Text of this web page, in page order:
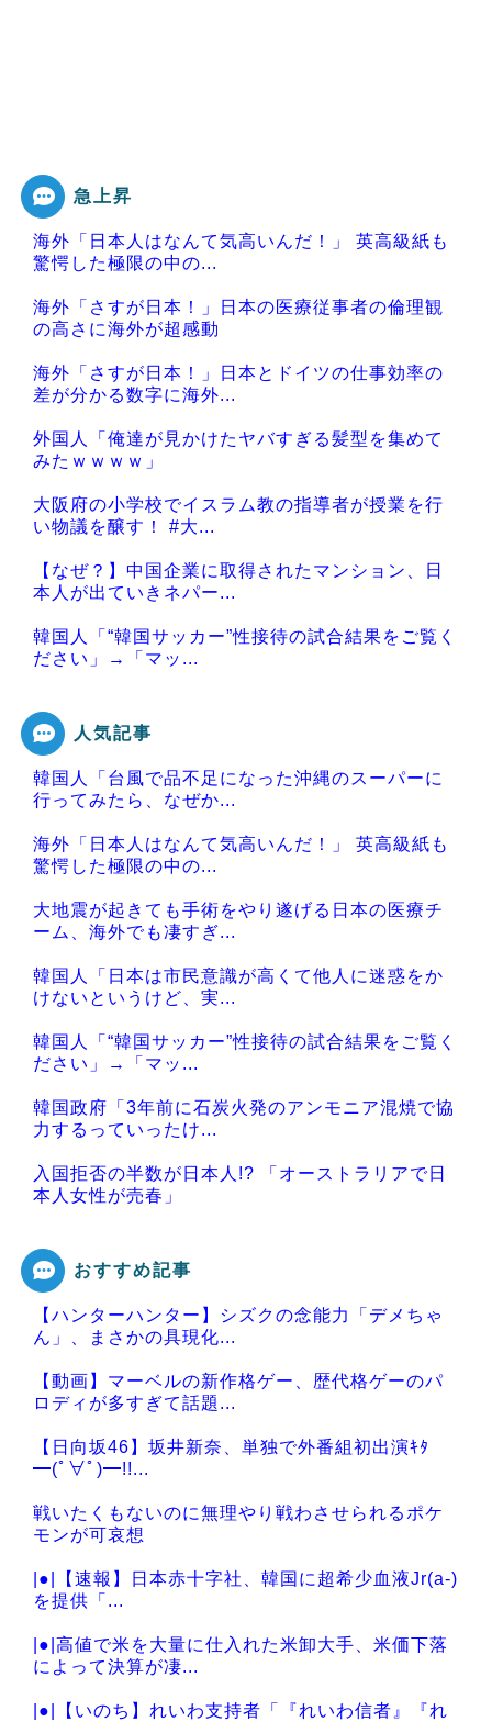
急上昇
海外「日本人はなんて気高いんだ！」 英高級紙も
驚愕した極限の中の...
海外「さすが日本！」日本の医療従事者の倫理観
の高さに海外が超感動
海外「さすが日本！」日本とドイツの仕事効率の
差が分かる数字に海外...
外国人「俺達が見かけたヤバすぎる髪型を集めて
みたｗｗｗｗ」
大阪府の小学校でイスラム教の指導者が授業を行
い物議を醸す！ #大...
【なぜ？】中国企業に取得されたマンション、日
本人が出ていきネパー...
韓国人「“韓国サッカー”性接待の試合結果をご覧く
ださい」→「マッ...
Powered by livedoor 相互RSS
人気記事
韓国人「台風で品不足になった沖縄のスーパーに
行ってみたら、なぜか...
海外「日本人はなんて気高いんだ！」 英高級紙も
驚愕した極限の中の...
大地震が起きても手術をやり遂げる日本の医療チ
ーム、海外でも凄すぎ...
韓国人「日本は市民意識が高くて他人に迷惑をか
けないというけど、実...
韓国人「“韓国サッカー”性接待の試合結果をご覧く
ださい」→「マッ...
韓国政府「3年前に石炭火発のアンモニア混焼で協
力するっていったけ...
入国拒否の半数が日本人!? 「オーストラリアで日
本人女性が売春」
Powered by livedoor 相互RSS
おすすめ記事
【ハンターハンター】シズクの念能力「デメちゃ
ん」、まさかの具現化...
【動画】マーベルの新作格ゲー、歴代格ゲーのパ
ロディが多すぎて話題...
【日向坂46】坂井新奈、単独で外番組初出演ｷﾀ
━(ﾟ∀ﾟ)━!!...
戦いたくもないのに無理やり戦わさせられるポケ
モンが可哀想
|●|【速報】日本赤十字社、韓国に超希少血液Jr(a-)
を提供「...
|●|高値で米を大量に仕入れた米卸大手、米価下落
によって決算が凄...
|●|【いのち】れいわ支持者「『れいわ信者』『れ